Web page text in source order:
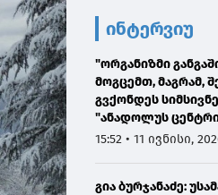
ინტერვიუ
"ორგანიზმი
მოგცემთ, მაგრამ,
გვქონდეს
"ანადოლუს
ონკოლოგთან
15:52 • 11 ივნისი,
გია ბურჯანაძე: